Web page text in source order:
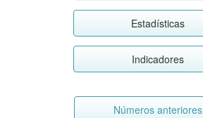
Estadísticas
Indicadores
Números anteriores